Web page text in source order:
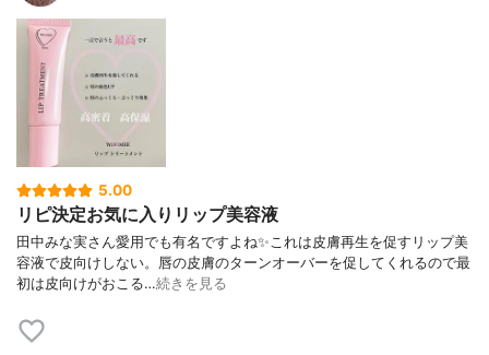
5.00
リピ決定お気に入りリップ美容液
田中みな実さん愛用でも有名ですよね✨これは皮膚再生を促すリップ美
容液で皮向けしない。唇の皮膚のターンオーバーを促してくれるので最
初は皮向けがおこる…続きを見る